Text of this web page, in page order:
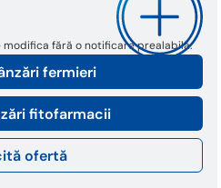
fermieri
fitofarmacii
ofertă
modifica fără o notificare prealabilă.